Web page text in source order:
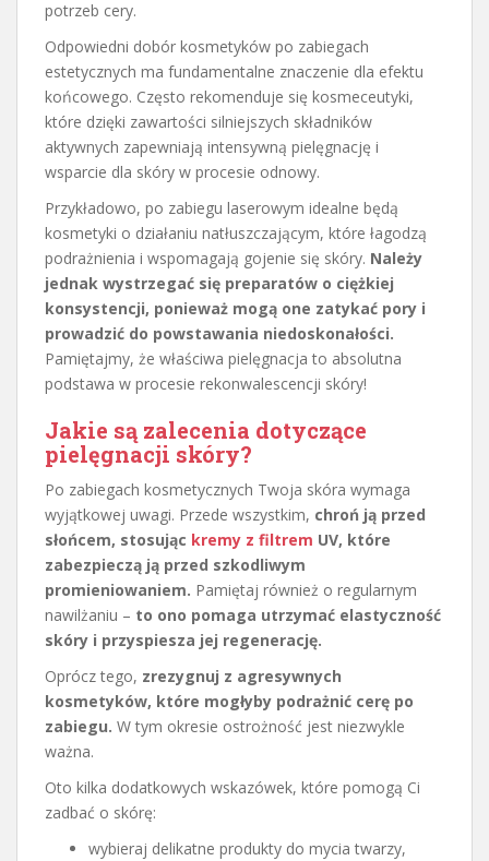
potrzeb cery.
Odpowiedni dobór kosmetyków po zabiegach
estetycznych ma fundamentalne znaczenie dla efektu
końcowego. Często rekomenduje się kosmeceutyki,
które dzięki zawartości silniejszych składników
aktywnych zapewniają intensywną pielęgnację i
wsparcie dla skóry w procesie odnowy.
Przykładowo, po zabiegu laserowym idealne będą
kosmetyki o działaniu natłuszczającym, które łagodzą
podrażnienia i wspomagają gojenie się skóry. Należy
jednak wystrzegać się preparatów o ciężkiej
konsystencji, ponieważ mogą one zatykać pory i
prowadzić do powstawania niedoskonałości.
Pamiętajmy, że właściwa pielęgnacja to absolutna
podstawa w procesie rekonwalescencji skóry!
Jakie są zalecenia dotyczące
pielęgnacji skóry?
Po zabiegach kosmetycznych Twoja skóra wymaga
wyjątkowej uwagi. Przede wszystkim, chroń ją przed
słońcem, stosując kremy z filtrem UV, które
zabezpieczą ją przed szkodliwym
promieniowaniem. Pamiętaj również o regularnym
nawilżaniu – to ono pomaga utrzymać elastyczność
skóry i przyspiesza jej regenerację.
Oprócz tego, zrezygnuj z agresywnych
kosmetyków, które mogłyby podrażnić cerę po
zabiegu. W tym okresie ostrożność jest niezwykle
ważna.
Oto kilka dodatkowych wskazówek, które pomogą Ci
zadbać o skórę:
wybieraj delikatne produkty do mycia twarzy,